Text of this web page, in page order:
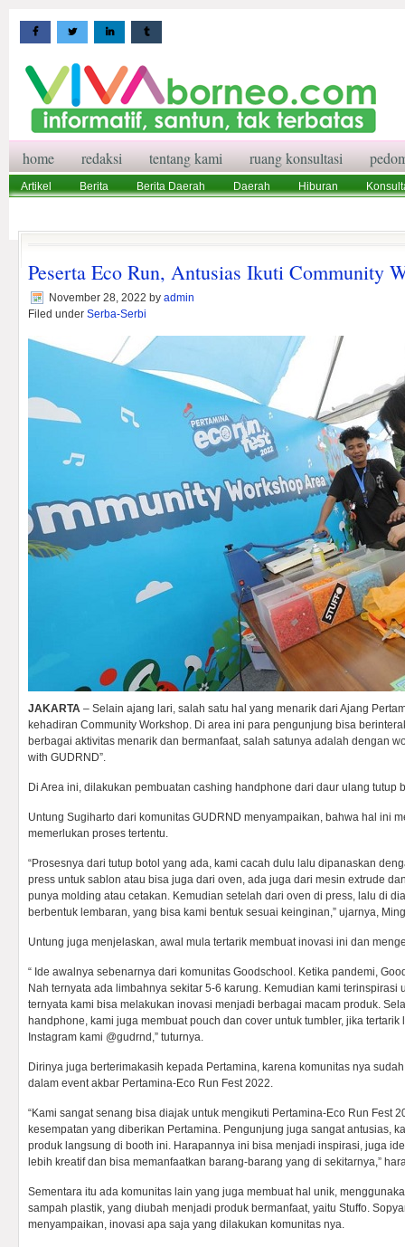
home redaksi tentang kami ruang konsultasi
Artikel Berita Berita Daerah Daerah Hiburan
Peserta Eco Run, Antusias Ikuti Community
November 28, 2022 by admin
Filed under Serba-Serbi
JAKARTA – Selain ajang lari, salah satu hal yang menarik dari Ajang
kehadiran Community Workshop. Di area ini para pengunjung bisa
berbagai aktivitas menarik dan bermanfaat, salah satunya adalah dengan
with GUDRND”.
Di Area ini, dilakukan pembuatan cashing handphone dari daur ulang tutup
Untung Sugiharto dari komunitas GUDRND menyampaikan, bahwa hal ini
memerlukan proses tertentu.
“Prosesnya dari tutup botol yang ada, kami cacah dulu lalu dipanaskan
press untuk sablon atau bisa juga dari oven, ada juga dari mesin extrude
punya molding atau cetakan. Kemudian setelah dari oven di press, lalu di
berbentuk lembaran, yang bisa kami bentuk sesuai keinginan,” ujarnya,
Untung juga menjelaskan, awal mula tertarik membuat inovasi ini dan
“ Ide awalnya sebenarnya dari komunitas Goodschool. Ketika pandemi,
Nah ternyata ada limbahnya sekitar 5-6 karung. Kemudian kami terinspirasi
ternyata kami bisa melakukan inovasi menjadi berbagai macam produk.
handphone, kami juga membuat pouch dan cover untuk tumbler, jika
Instagram kami @gudrnd,” tuturnya.
Dirinya juga berterimakasih kepada Pertamina, karena komunitas nya
dalam event akbar Pertamina-Eco Run Fest 2022.
“Kami sangat senang bisa diajak untuk mengikuti Pertamina-Eco Run Fest
kesempatan yang diberikan Pertamina. Pengunjung juga sangat antusias,
produk langsung di booth ini. Harapannya ini bisa menjadi inspirasi, juga
lebih kreatif dan bisa memanfaatkan barang-barang yang di sekitarnya,”
Sementara itu ada komunitas lain yang juga membuat hal unik,
sampah plastik, yang diubah menjadi produk bermanfaat, yaitu Stuffo.
menyampaikan, inovasi apa saja yang dilakukan komunitas nya.